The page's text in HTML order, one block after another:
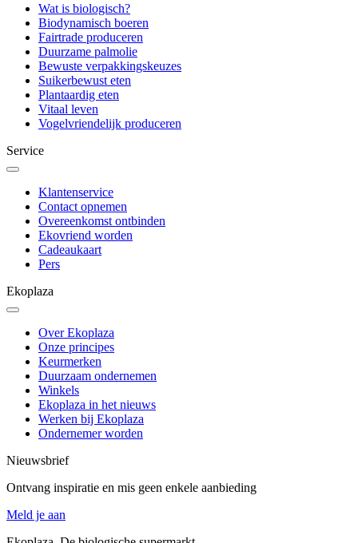
Wat is biologisch?
Biodynamisch boeren
Fairtrade produceren
Duurzame palmolie
Bewuste verpakkingskeuzes
Suikerbewust eten
Plantaardig eten
Vitaal leven
Vogelvriendelijk produceren
Service
Klantenservice
Contact opnemen
Overeenkomst ontbinden
Ekovriend worden
Cadeaukaart
Pers
Ekoplaza
Over Ekoplaza
Onze principes
Keurmerken
Duurzaam ondernemen
Winkels
Ekoplaza in het nieuws
Werken bij Ekoplaza
Ondernemer worden
Nieuwsbrief
Ontvang inspiratie en mis geen enkele aanbieding
Meld je aan